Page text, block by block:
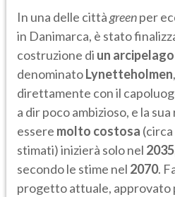
In una delle cittàgreenper
in Danimarca, è stato
costruzione di un
denominatoLynetteholmen
direttamente con il
a dir poco ambizioso, e la
essere molto costosa
stimati) inizierà solo nel 2035
secondo le stime nel 2070.
progetto attuale, approvato